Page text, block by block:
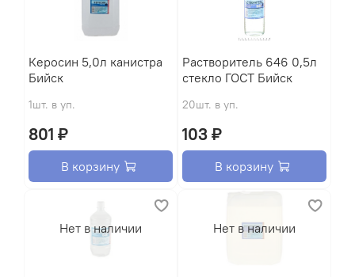
Керосин 5,0л канистра
Бийск
1шт. в уп.
801 ₽
В корзину
Растворитель 646 0,5л
стекло ГОСТ Бийск
20шт. в уп.
103 ₽
В корзину
Нет в наличии Нет в наличии